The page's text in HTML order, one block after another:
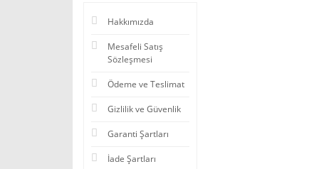
Hakkımızda
Mesafeli Satış
Sözleşmesi
Ödeme ve Teslimat
Gizlilik ve Güvenlik
Garanti Şartları
İade Şartları